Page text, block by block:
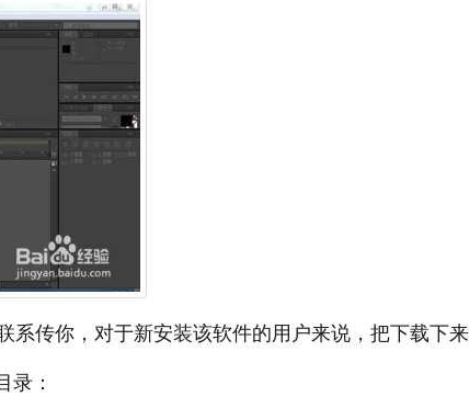
系传你，对于新安装该软件的用户来说，把下载下
录：